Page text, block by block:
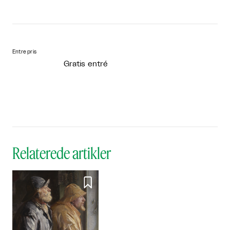
Entre pris
Gratis entré
Relaterede artikler
